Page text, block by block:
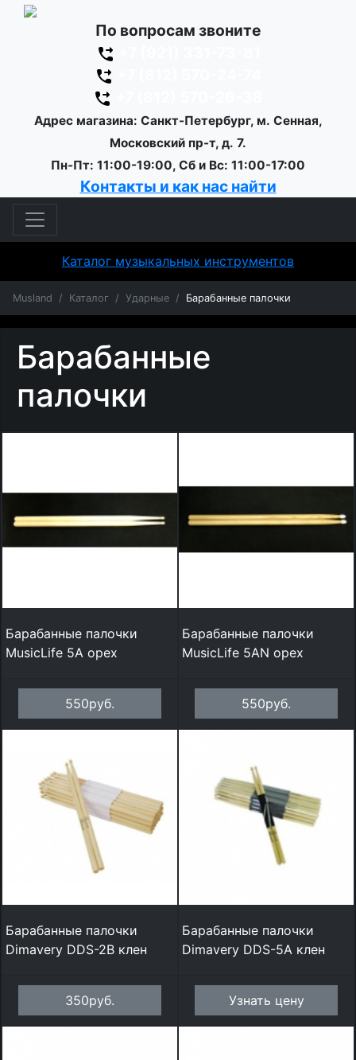
По вопросам звоните
Адрес магазина: Санкт-Петербург, м. Сенная,
Московский пр-т, д. 7.
Пн-Пт: 11:00-19:00, Сб и Вс: 11:00-17:00
Контакты и как нас найти
Каталог музыкальных инструментов
Musland Каталог Ударные Барабанные палочки
Барабанные
палочки
Барабанные палочки
MusicLife 5A орех
550руб.
Барабанные палочки
MusicLife 5AN орех
550руб.
Барабанные палочки
Dimavery DDS-2B клен
350руб.
Барабанные палочки
Dimavery DDS-5A клен
Узнать цену